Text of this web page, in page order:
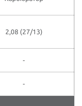
2,08 (27/13)
-
-